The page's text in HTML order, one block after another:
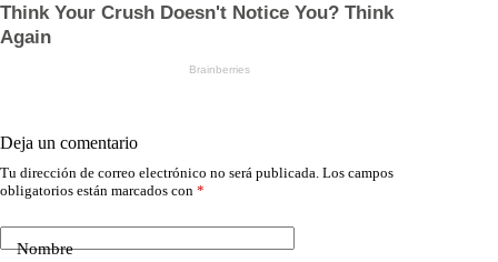
Deja un comentario
Tu dirección de correo electrónico no será publicada. Los campos
obligatorios están marcados con *
Nombre